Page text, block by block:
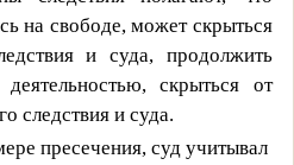
на свободе, может скрыться
и суда, продолжить
скрыться от
следствия и суда.
пресечения, суд учитывал